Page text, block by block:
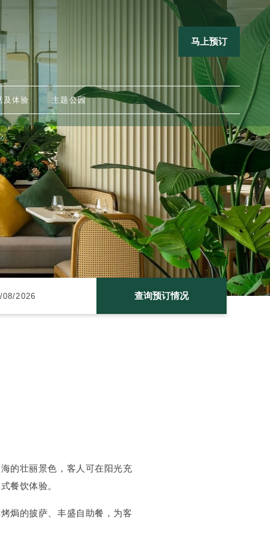
马上预订
及体验 主题公园
查询预订情况
的壮丽景色，客人可在阳光充
餐饮体验。
焗的披萨、丰盛自助餐，为客